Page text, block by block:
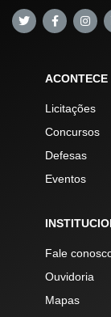
ACONTECE
Licitações
Concursos
Defesas
Eventos
Fale
Ouvidoria
Mapas